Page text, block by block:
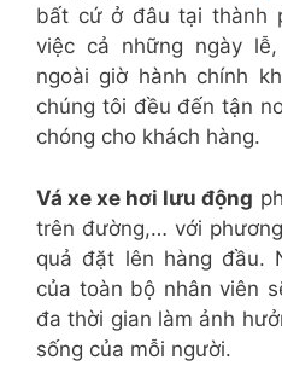
bất cứ ở đâu tại thành
việc cả những ngày
ngoài giờ hành chính
chúng tôi đều đến tận
chóng cho khách hàng.
Vá xe xe hơi lưu động
trên đường,… với
quả đặt lên hàng đầu.
của toàn bộ nhân viên
đa thời gian làm ảnh
sống của mỗi người.